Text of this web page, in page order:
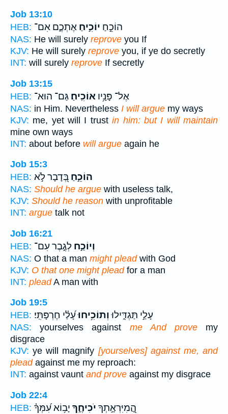
Job 13:10
HEB:
הוֹכֵ֣חַ יוֹכִ֣יחַ אֶתְכֶ֑ם אִם־
NAS: He will surely reprove you If
KJV: He will surely reprove you, if ye do secretly
INT: will surely reprove If secretly
Job 13:15
HEB:
אֶל־ פָּנָ֥יו אוֹכִֽיחַ׃ גַּם־ הוּא־
NAS: in Him. Nevertheless I will argue my ways
KJV: me, yet will I trustin him: but I will maintain
mine own ways
INT: about before will argue again he
Job 15:3
HEB:
הוֹכֵ֣חַ בְּ֭דָבָר לֹ֣א
NAS: Should he argue with useless talk,
KJV: Should he reason with unprofitable
INT: argue talk not
Job 16:21
HEB:
וְיוֹכַ֣ח לְגֶ֣בֶר עִם־
NAS: O that a man might pleadwith God
KJV: O that one might pleadfor a man
INT: pleadA man with
Job 19:5
HEB:
עָלַ֣י תַּגְדִּ֑ילוּוְתוֹכִ֥יחוּעָ֝לַ֗י חֶרְפָּתִּֽי׃
NAS: yourselves against me And provemy
disgrace
KJV: ye will magnify [yourselves] against me, and
pleadagainst me my reproach:
INT: against vaunt and prove against my disgrace
Job 22:4
HEB:
הֲֽ֭מִיִּרְאָ֣תְךָ יֹכִיחֶ֑ךָ יָב֥וֹא עִ֝מְּךָ֗